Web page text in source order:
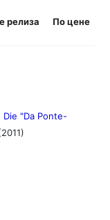
релиза По цене
Die "Da Ponte-